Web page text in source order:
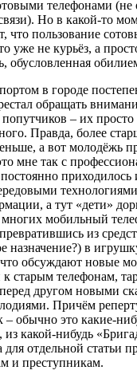
телефонами
Но в какой-то
что пользование
уже не курьёз, а
обусловленная
в городе
обращать
– их просто
Правда, более
а вот молодёжь
мне так с
приходилось
а тут «дети»
мобильный
из
назначение?) в
обсуждают новые
старым телефонам,
другом новыми
Причём
– обычно это какие-
какой-нибудь
для отдельной статьи
и преступникам.